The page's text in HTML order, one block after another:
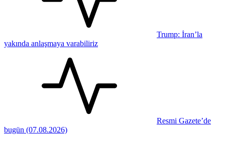
Trump: İran’la
yakında anlaşmaya varabiliriz
Resmi Gazete’de
bugün (07.08.2026)